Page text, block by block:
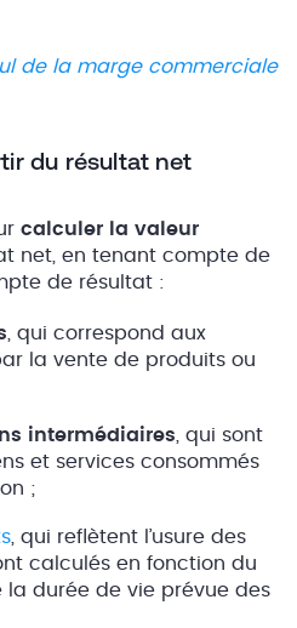
de la marge commerciale
du résultat net
calculer la valeur
net, en tenant compte de
de résultat :
, qui correspond aux
la vente de produits ou
intermédiaires , qui sont
et services consommés
;
, qui reflètent l’usure des
calculés en fonction du
la durée de vie prévue des